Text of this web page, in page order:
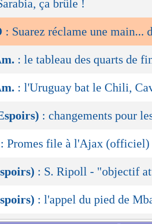
ça brûle !
: Suarez réclame une main...
: le tableau des quarts de
: l'Uruguay bat le Chili,
: changements pour
: Promes file à l'Ajax (officiel)
: S. Ripoll - "objectif
: l'appel du pied de